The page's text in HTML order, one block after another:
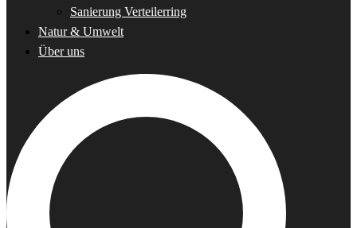
Sanierung Verteilerring
Natur & Umwelt
Über uns